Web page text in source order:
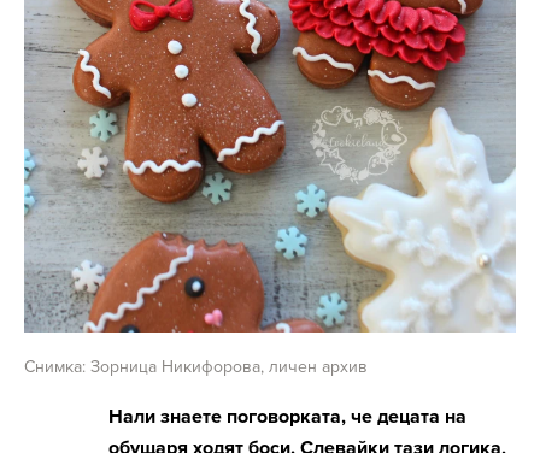
Снимка: Зорница Никифорова, личен архив
Нали знаете поговорката, че децата на
обущаря ходят боси. Слевайки тази логика,